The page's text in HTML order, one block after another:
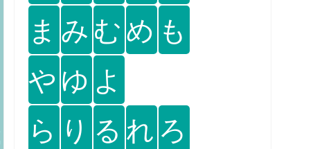
ま み むめ も
や ゆ よ
ら り る れ ろ